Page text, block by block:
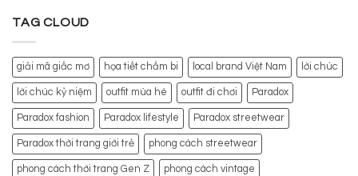
TAG CLOUD
giải mã giấc mơ họa tiết chấm bi local brand Việt Nam lời chúc
lời chúc kỷ niệm outfit mùa hè outfit đi chơi Paradox
Paradox fashion Paradox lifestyle Paradox streetwear
Paradox thời trang giới trẻ phong cách streetwear
phong cách thời trang Gen Z phong cách vintage